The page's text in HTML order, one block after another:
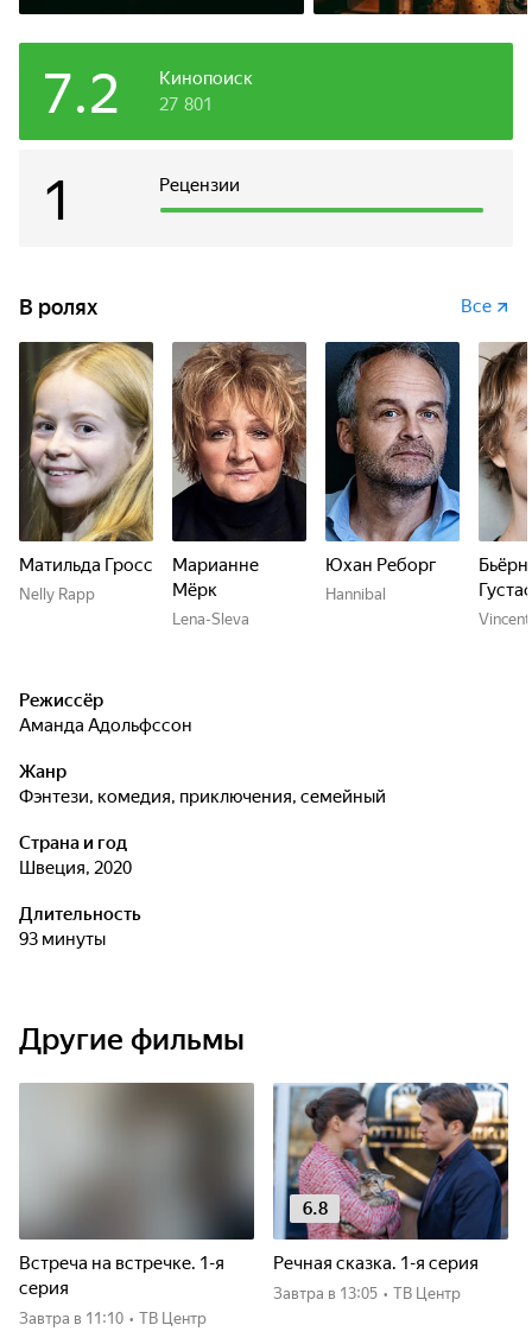
Кинопоиск
7.2 27 801
Рецензии
1
В ролях Все
Матильда Гросс
Nelly Rapp
Марианне
Мёрк
Lena-Sleva
Юхан Реборг
Hannibal
Бьёрн
Vincent
Режиссёр
Аманда Адольфссон
Жанр
фэнтези, комедия, приключения, семейный
Страна и год
Швеция, 2020
Длительность
93 минуты
Другие фильмы
Встреча на встречке. 1-я
серия
Завтра в 11:10 • ТВ Центр
6.8
Речная сказка. 1-я серия
Завтра в 13:05 • ТВ Центр